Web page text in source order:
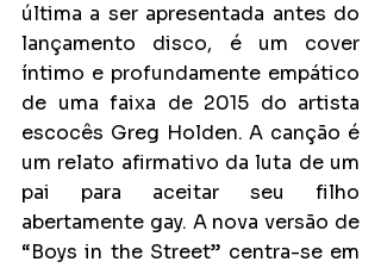
última a ser apresentada antes do
lançamento disco, é um cover
íntimo e profundamente empático
de uma faixa de 2015 do artista
escocês Greg Holden. A canção é
um relato afirmativo da luta de um
pai para aceitar seu filho
abertamente gay. A nova versão de
“Boys in the Street” centra-se em